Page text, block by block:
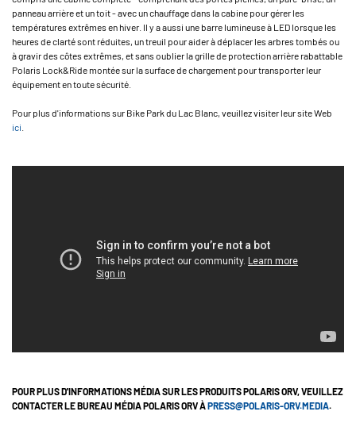
panneau arrière et un toit - avec un chauffage dans la cabine pour gérer les
températures extrêmes en hiver. Il y a aussi une barre lumineuse à LED lorsque les
heures de clarté sont réduites, un treuil pour aider à déplacer les arbres tombés ou
à gravir des côtes extrêmes, et sans oublier la grille de protection arrière rabattable
Polaris Lock&Ride montée sur la surface de chargement pour transporter leur
équipement en toute sécurité.
Pour plus d'informations sur Bike Park du Lac Blanc, veuillez visiter leur site Web
ici
POUR PLUS D'INFORMATIONS MÉDIA SUR LES PRODUITS POLARIS ORV, VEUILLEZ
CONTACTER LE BUREAU MÉDIA POLARIS ORV ÀPRESS@POLARIS-ORV.MEDIA.